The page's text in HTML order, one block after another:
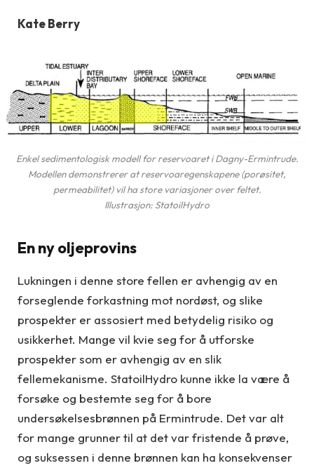
Kate Berry
Enkel sedimentologisk modell for reservoaret i Dagny-Ermintrude.
Modellen demonstrerer at reservoaregenskapene (porøsitet,
permeabilitet) vil ha store variasjoner over feltet.
Illustrasjon: StatoilHydro
En ny oljeprovins
Lukningen i denne store fellen er avhengig av en
forseglende forkastning mot nordøst, og slike
prospekter er assosiert med betydelig risiko og
usikkerhet. Mange vil kvie seg for å utforske
prospekter som er avhengig av en slik
fellemekanisme. StatoilHydro kunne ikke la være å
forsøke og bestemte seg for å bore
undersøkelsesbrønnen på Ermintrude. Det var alt
for mange grunner til at det var fristende å prøve,
og suksessen i denne brønnen kan ha konsekvenser